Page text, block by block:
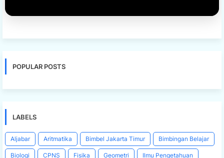
Biologi CPNS Fisika Geometri Ilmu Pengetahuan